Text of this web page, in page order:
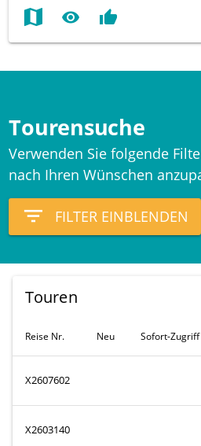
map visibility thumb_up
Tourensuche
Verwenden Sie folgende
nach Ihren Wünschen
filter_list FILTER EINBLENDEN
Touren
Reise Nr. Neu Sofort-Zugriff
X2607602
X2603140